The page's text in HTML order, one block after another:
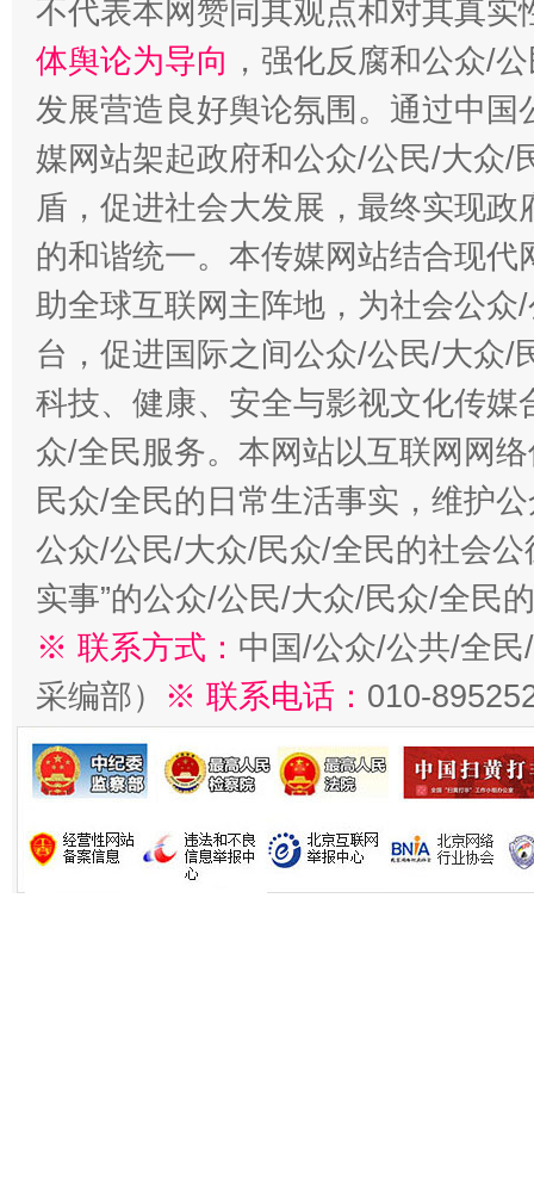
招工难、用工荒背后
不代表本网赞同其观点和对其真实
体舆论为导向 ，强化反腐和公众/
发展营造良好舆论氛围。通过中
媒网站架起政府和公众/公民/大众/
盾，促进社会大发展，最终实现
的和谐统一。本传媒网站结合现
助全球互联网主阵地，为社会公
台，促进国际之间公众/公民/大众/
科技、健康、安全与影视文化传
众/全民服务。本网站以互联网网
民众/全民的日常生活事实，维护
公众/公民/大众/民众/全民的社会公
实事”的公众/公民/大众/民众/全民
※ 联系方式： 中国/公众/公共/全
采编部） ※ 联系电话： 010-